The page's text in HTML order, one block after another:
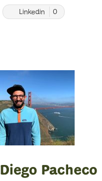
Linkedin 0
Diego Pacheco